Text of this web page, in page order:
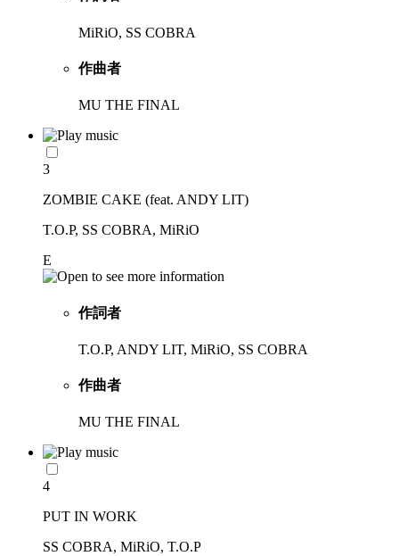
MiRiO, SS COBRA
作曲者
MU THE FINAL
3
ZOMBIE CAKE (feat. ANDY LIT)
T.O.P, SS COBRA, MiRiO
E
作詞者
T.O.P, ANDY LIT, MiRiO, SS COBRA
作曲者
MU THE FINAL
4
PUT IN WORK
SS COBRA, MiRiO, T.O.P